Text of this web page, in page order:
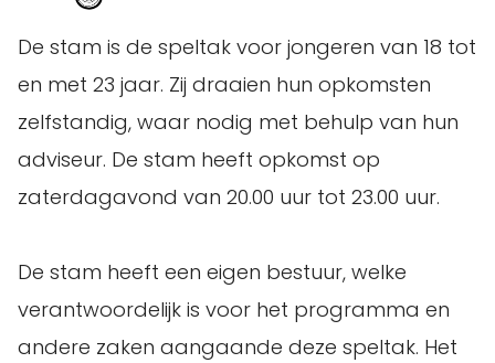
De stam is de speltak voor jongeren van 18 tot
en met 23 jaar. Zij draaien hun opkomsten
zelfstandig, waar nodig met behulp van hun
adviseur. De stam heeft opkomst op
zaterdagavond van 20.00 uur tot 23.00 uur.
De stam heeft een eigen bestuur, welke
verantwoordelijk is voor het programma en
andere zaken aangaande deze speltak. Het